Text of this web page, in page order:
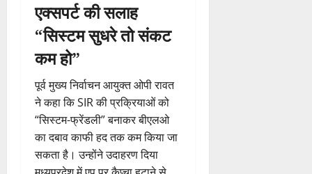
एक्सपर्ट की सलाह
“सिस्टम सुधरे तो संकट
कम हो”
पूर्व मुख्य निर्वाचन आयुक्त ओपी रावत
ने कहा कि SIR की प्रक्रियाओं को
“सिस्टम-फ्रेंडली” बनाकर बीएलओ
का दबाव काफी हद तक कम किया जा
सकता है। उन्होंने उदाहरण दिया